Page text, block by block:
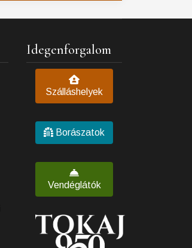
Idegenforgalom
Szálláshelyek
Borászatok
Vendéglátók